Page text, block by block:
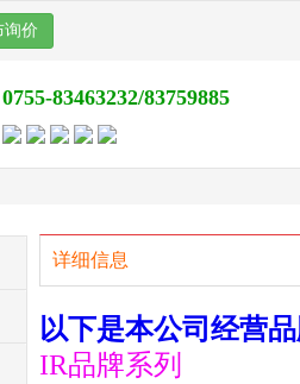
询价
0755-83463232/83759885
详细信息
以下是本公司经营
IR品牌系列